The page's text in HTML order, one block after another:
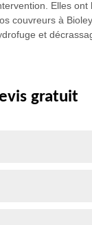
Elles
couvreurs à
et
gratuit